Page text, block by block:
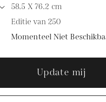
58.5 X 76.2 cm
Editie van 250
Momenteel Niet
Update mij